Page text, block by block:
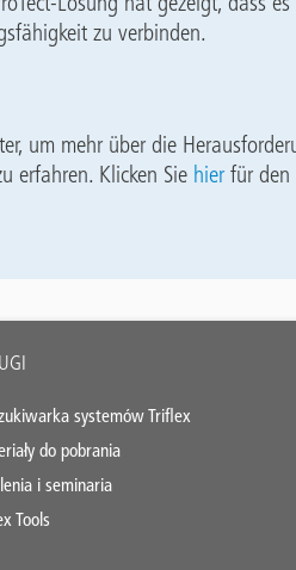
zu verbinden.
um mehr über die
erfahren. Klicken Sie hier für den
systemów Triflex
do pobrania
i seminaria
Tools